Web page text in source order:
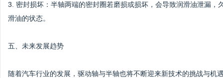
3. 密封损坏：半轴两端的密封圈若磨损或损坏，会导致润滑油泄漏
滑油的状态。
五、未来发展趋势
随着汽车行业的发展，驱动轴与半轴也将不断迎来新技术的挑战与